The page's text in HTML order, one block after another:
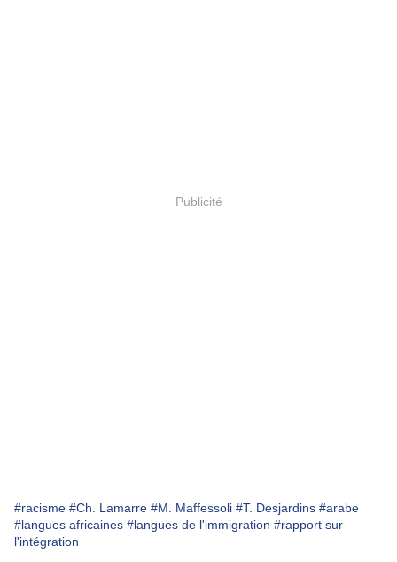
Publicité
#racisme #Ch. Lamarre #M. Maffessoli #T. Desjardins #arabe
#langues africaines #langues de l'immigration #rapport sur
l'intégration